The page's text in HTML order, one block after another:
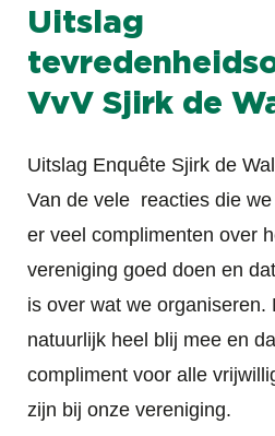
Uitslag
VvV Sjirk de
Uitslag Enquête Sjirk de Wal
Van de vele reacties die
er veel complimenten over
vereniging goed doen en
is over wat we organiseren.
natuurlijk heel blij mee en
compliment voor alle
zijn bij onze vereniging.